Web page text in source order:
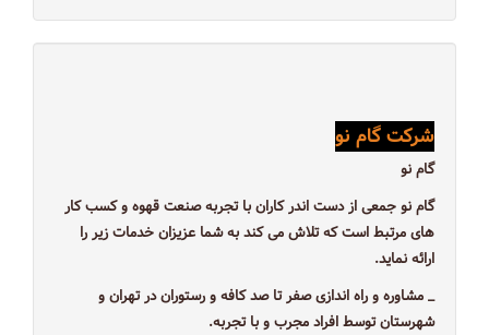
شركت گام نو
گام نو
گام نو جمعی از دست اندر کاران با تجربه صنعت قهوه و کسب کار
های مرتبط است که تلاش می کند به شما عزیزان خدمات زیر را
ارائه نماید.
_ مشاوره و راه اندازی صفر تا صد کافه و رستوران در تهران و
شهرستان توسط افراد مجرب و با تجربه.